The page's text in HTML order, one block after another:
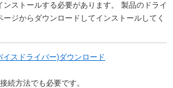
ンストールする必要があります。 製品のドライ
ジからダウンロードしてインストールしてく
イスドライバー)ダウンロード
続方法でも必要です。